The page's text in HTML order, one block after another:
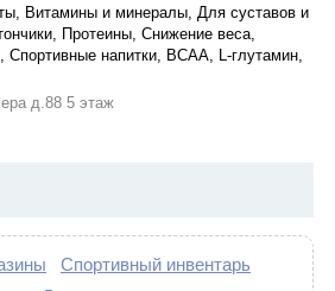
Витамины и минералы, Для суставов и
Протеины, Снижение веса,
Спортивные напитки, BCAA, L-глутамин,
д.88 5 этаж
Спортивный инвентарь